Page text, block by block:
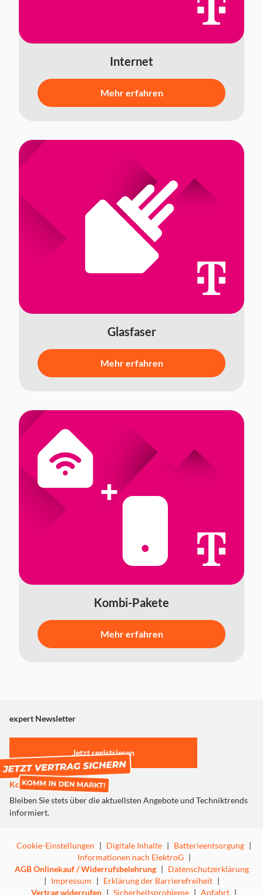
Internet
Mehr erfahren
Glasfaser
Mehr erfahren
Kombi-Pakete
Mehr erfahren
expert Newsletter
Jetzt registrieren
Kostenlose Registrierung
Bleiben Sie stets über die aktuellsten Angebote und Techniktrends
informiert.
Cookie-Einstellungen | Digitale Inhalte | Batterieentsorgung |
Informationen nach ElektroG |
AGB Onlinekauf / Widerrufsbelehrung | Datenschutzerklärung
| Impressum | Erklärung der Barrierefreiheit |
Vertrag widerrufen | Sicherheitsprobleme | Anfahrt |